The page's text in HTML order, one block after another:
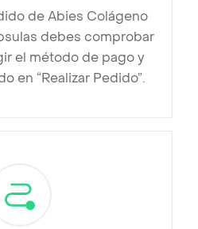
de Abies Colágeno
debes comprobar
el método de pago y
en “Realizar Pedido”.